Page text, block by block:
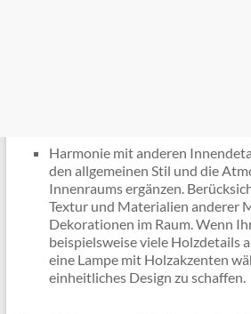
Harmonie mit anderen
den allgemeinen Stil und die
Innenraums ergänzen.
Textur und Materialien anderer
Dekorationen im Raum. Wenn
beispielsweise viele Holzdetails
eine Lampe mit Holzakzenten
einheitliches Design zu schaffen.